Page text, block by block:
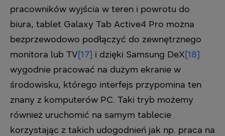
pracowników wyjścia w teren i powrotu do
biura, tablet Galaxy Tab Active4 Pro można
bezprzewodowo podłączyć do zewnętrznego
monitora lub TV[17] i dzięki Samsung DeX[18]
wygodnie pracować na dużym ekranie w
środowisku, którego interfejs przypomina ten
znany z komputerów PC. Taki tryb możemy
również uruchomić na samym tablecie
korzystając z takich udogodnień jak np. praca na